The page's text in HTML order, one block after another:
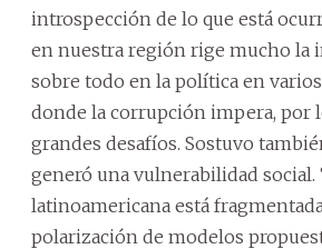
introspección de lo que está
en nuestra región rige mucho la
sobre todo en la política en varios
donde la corrupción impera, por
grandes desafíos. Sostuvo
generó una vulnerabilidad social.
latinoamericana está
polarización de modelos